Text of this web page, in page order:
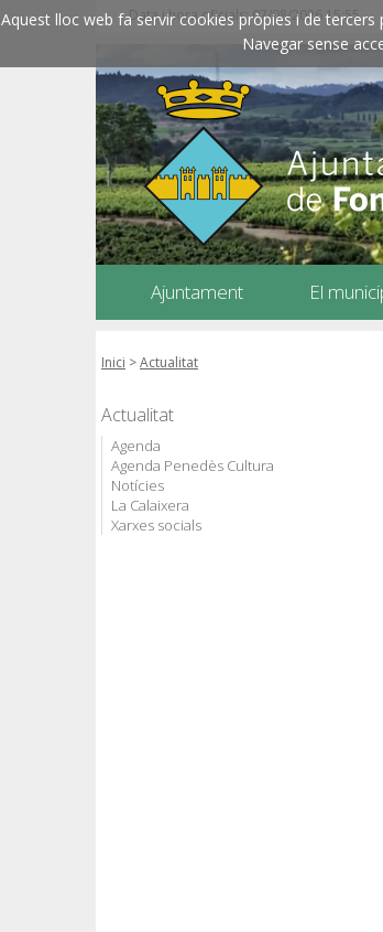
Aquest lloc web fa servir cookies pròpies i de
Navegar sense
Data i hora oficials: 07/08/2026 15:55
Ajuntament El
Inici >Actualitat
Actualitat
Agenda
Agenda Penedès Cultura
Notícies
La Calaixera
Xarxes socials